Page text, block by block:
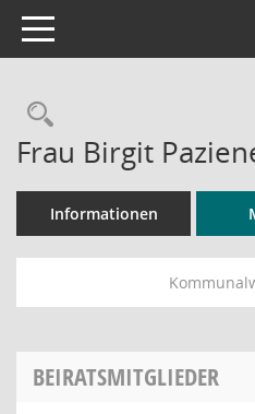
Toggle navigation
Frau Birgit
Informationen
BEIRATSMITGLIEDER